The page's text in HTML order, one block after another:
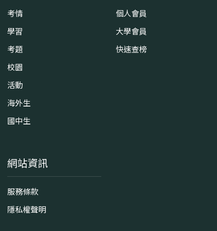
考情
學習
考題
校園
活動
海外生
國中生
個人會員
大學會員
快速查榜
網站資訊
服務條款
隱私權聲明